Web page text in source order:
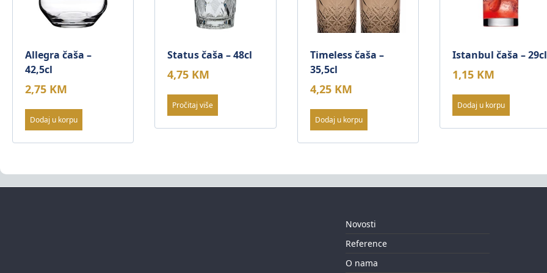
Allegra čaša –
42,5cl
2,75 KM
Dodaj u korpu
Status čaša – 48cl
4,75 KM
Pročitaj više
Timeless čaša –
35,5cl
4,25 KM
Dodaj u korpu
Istanbul čaša – 29cl
1,15 KM
Dodaj u korpu
Novosti
Reference
O nama